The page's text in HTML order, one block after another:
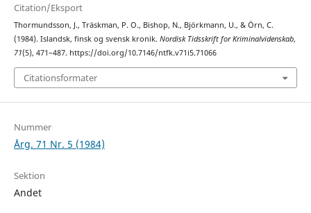
Citation/Eksport
Thormundsson, J., Träskman, P. O., Bishop, N., Björkmann, U., & Örn, C.
(1984). Islandsk, finsk og svensk kronik. Nordisk Tidsskrift for Kriminalvidenskab,
71(5), 471–487. https://doi.org/10.7146/ntfk.v71i5.71066
Citationsformater
Nummer
Årg. 71 Nr. 5 (1984)
Sektion
Andet